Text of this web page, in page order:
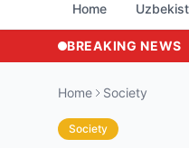
Home
BREAKING NEWS
Home Society
Society